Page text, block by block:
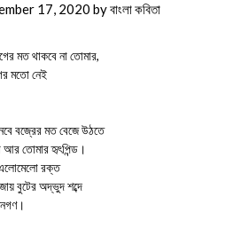
17, 2020 byবাংলা কবিতা
মত থাকবে না তোমার,
মতো নেই
বজ্রের মত বেজে উঠতে
আর তোমার হৃৎপিন্ড।
রক্ত
বুটের অদ্ভুদ শব্দে